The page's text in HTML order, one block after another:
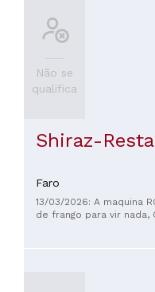
Não se
qualifica
Shiraz-
Faro
13/03/2026: A maquina
de frango para vir nada,